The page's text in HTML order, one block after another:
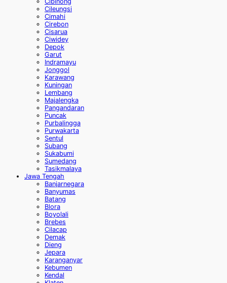
Cileungsi
Cimahi
Cirebon
Cisarua
Ciwidey
Depok
Garut
Indramayu
Jonggol
Karawang
Kuningan
Lembang
Majalengka
Pangandaran
Puncak
Purbalingga
Purwakarta
Sentul
Subang
Sukabumi
Sumedang
Tasikmalaya
Jawa Tengah
Banjarnegara
Banyumas
Batang
Blora
Boyolali
Brebes
Cilacap
Demak
Dieng
Jepara
Karanganyar
Kebumen
Kendal